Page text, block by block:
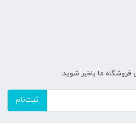
ما باخبر شوید:
ثبت‌نام